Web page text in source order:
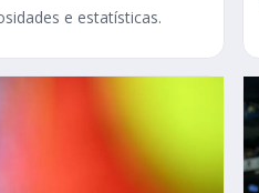
e estatísticas.